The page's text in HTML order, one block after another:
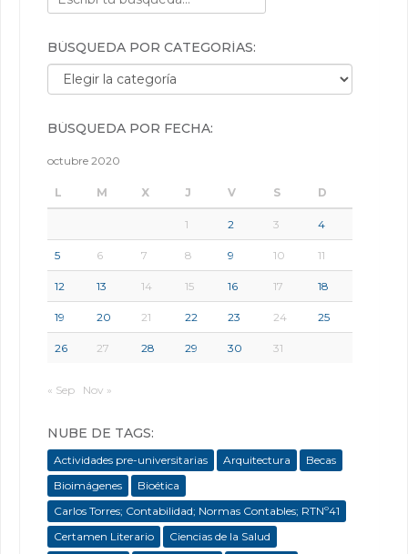
BÚSQUEDA POR CATEGORÍAS:
Búsqueda por categorías:
BÚSQUEDA POR FECHA:
octubre 2020
L M X J V S D
1 2 3 4
5 6 7 8 9 10 11
12 13 14 15 16 17 18
19 20 21 22 23 24 25
26 27 28 29 30 31
« Sep Nov »
NUBE DE TAGS:
Actividades pre-universitarias Arquitectura
Becas
Bioimágenes
Bioética
Carlos Torres; Contabilidad; Normas Contables; RTNº41
Certamen Literario
Ciencias de la Salud